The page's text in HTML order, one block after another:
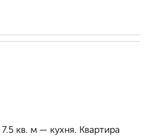
кв. м — кухня. Квартира